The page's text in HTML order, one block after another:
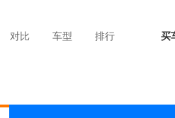
对比 车型 排行 买